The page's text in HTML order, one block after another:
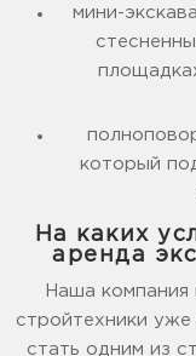
мини-
который
На каких
аренда
Наша компания
стройтехники
стать одним из